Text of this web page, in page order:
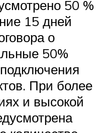
50 %
15 дней
о
50%
При более
и высокой